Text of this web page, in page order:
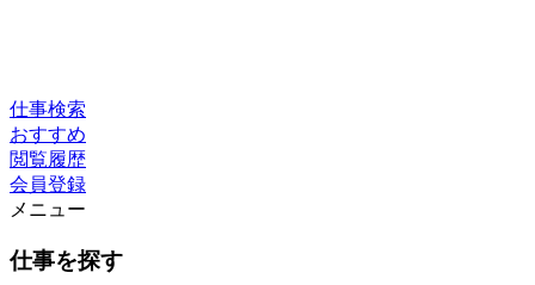
仕事検索
おすすめ
閲覧履歴
会員登録
メニュー
仕事を探す